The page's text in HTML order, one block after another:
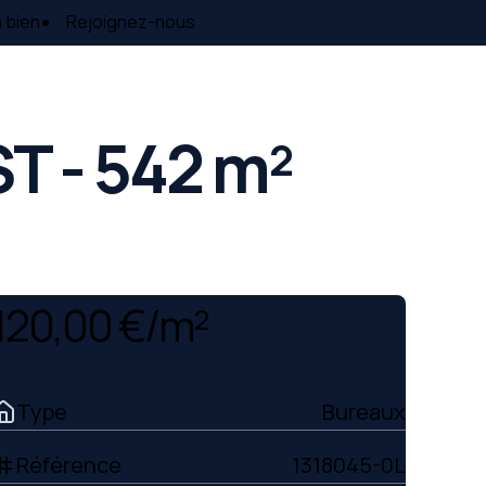
bien Rejoignez-nous
- 542 m²
€/m²
Type Bureaux
Référence 1318045-0L